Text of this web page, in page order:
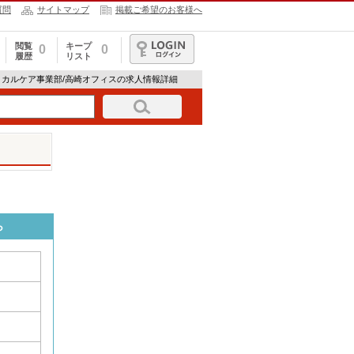
問 サイトマップ 掲載ご希望のお客様へ
閲覧
履歴
0
キープ
リスト
0
ログイン
ルケア事業部/高崎オフィスの求人情報詳細